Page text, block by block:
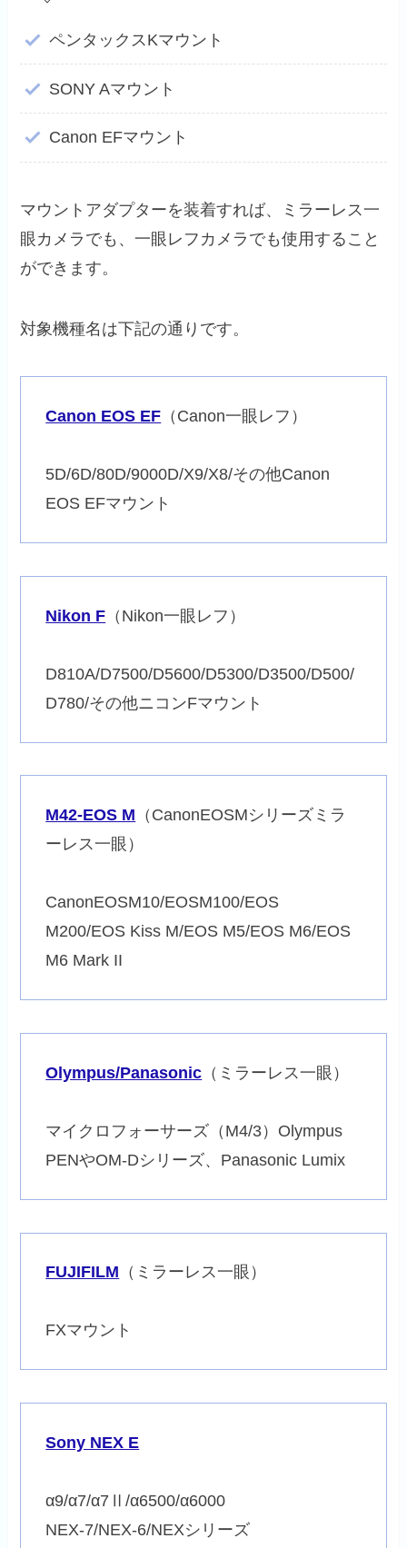
ペンタックスKマウント
SONY Aマウント
Canon EFマウント
マウントアダプターを装着すれば、ミラーレス一
眼カメラでも、一眼レフカメラでも使用すること
ができます。
対象機種名は下記の通りです。
Canon EOS EF （Canon一眼レフ）
5D/6D/80D/9000D/X9/X8/その他Canon
EOS EFマウント
Nikon F （Nikon一眼レフ）
D810A/D7500/D5600/D5300/D3500/D500/
D780/その他ニコンFマウント
M42-EOS M （CanonEOSMシリーズミラ
ーレス一眼）
CanonEOSM10/EOSM100/EOS
M200/EOS Kiss M/EOS M5/EOS M6/EOS
M6 Mark II
Olympus/Panasonic （ミラーレス一眼）
マイクロフォーサーズ（M4/3）Olympus
PENやOM-Dシリーズ、Panasonic Lumix
FUJIFILM （ミラーレス一眼）
FXマウント
Sony NEX E
α9/α7/α7Ⅱ/α6500/α6000
NEX-7/NEX-6/NEXシリーズ